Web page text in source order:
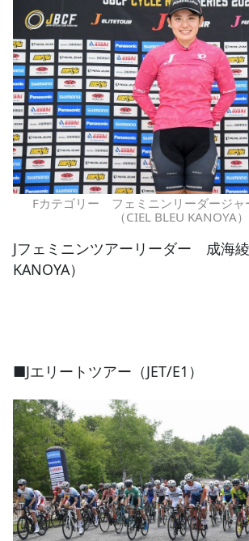
Fカテゴリー フェミニンリーダージャ
（CIEL BLEU KANOYA）
Jフェミニンツアーリーダー 成海綾
KANOYA）
■Jエリートツアー（JET/E1）